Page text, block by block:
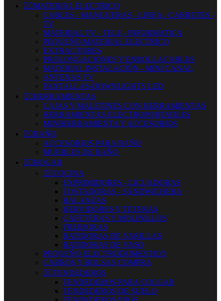
 MATERIAL ELECTRICO
CABLES - MANGUERAS - LINEA - CARRETES -
TV
MATERIAL TV - TELF - INFORMATICA
PEQUEÑO MATERIAL ELECTRICO
EXTRACTORES
PROLONGACIONES Y ENROLLACABLES
MATERIAL INSTALACIÓN - MINI CANAL
ANTENAS TV
PANTALLAS-DOWNLIGHTS LED
 HERRAMIENTAS
CAJAS Y MALETINES CON HERRAMIENTAS
HERRAMIENTAS ELECTROPORTATILES
MINIHERRAMIENTA Y ACCESORIOS
 BAÑO
ACCESORIOS PARA BAÑO
MUEBLES DE BAÑO
 HOGAR
 COCINA
EXPRIMIDORES - LICUADORAS
TOSTADORAS - SANDWICHERA
BALANZAS
HERVIDORES Y TETERAS
CAFETERAS Y MOLINILLOS
FREIDORAS
BATIDORAS DE VARILLAS
BATIDORAS DE VASO
PEQUEÑO ELECTRODOMESTICO
CARROS Y BOLSAS COMPRA
 TENDEDEROS
TENDEDEROS PARA COLGAR
TENDEDEROS DE SUELO